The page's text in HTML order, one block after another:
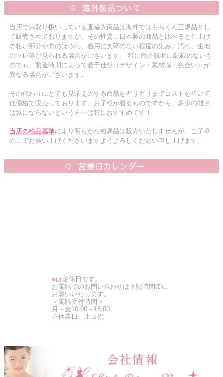
当店でお取り扱いしている直輸入商品は海外ではもちろん正規品とし
て販売されておりますが、その性質上日本製の商品と比べると仕上げ
の粗い部分や糸のほつれ、着用に支障のない程度の染み、汚れ、生地
のツレ等が見られる場合がございます。 特に商品説明に記載のないも
のでも、製造時期によって若干仕様（デザイン・素材感・色合い）が
異なる場合がございます。
その代わりにとても見栄えのする商品をギリギリまでコストを省いて
低価格で販売しております。お子様が着るものですから、多少の雑さ
は気にならないという方へは特におすすめです！
当店の検品基準により明らかな粗悪品は販売いたしませんが、ご了承
の上でお買い上げくださいますようよろしくお願い申し上げます。
■は定休日です。
お電話でのお問い合わせは下記時間帯に
お願いいたします。
＜電話受付時間＞
月～金10:00～16:00
※休業日…土日祝